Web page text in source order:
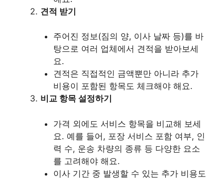
견적 받기
주어진 정보(짐의 양, 이사 날짜 등)를 바
탕으로 여러 업체에서 견적을 받아보세
요.
견적은 직접적인 금액뿐만 아니라 추가
비용이 포함된 항목도 체크해야 해요.
비교 항목 설정하기
가격 외에도 서비스 항목을 비교해 보세
요. 예를 들어, 포장 서비스 포함 여부, 인
력 수, 운송 차량의 종류 등 다양한 요소
를 고려해야 해요.
이사 기간 중 발생할 수 있는 추가 비용도